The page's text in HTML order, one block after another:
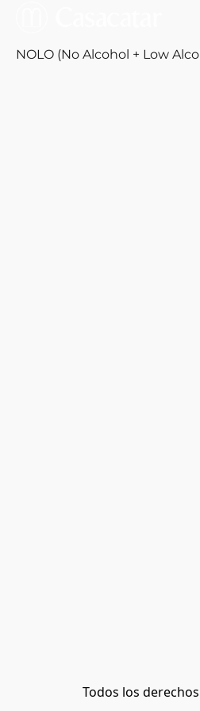
NOLO (No Alcohol + Low
Todos los